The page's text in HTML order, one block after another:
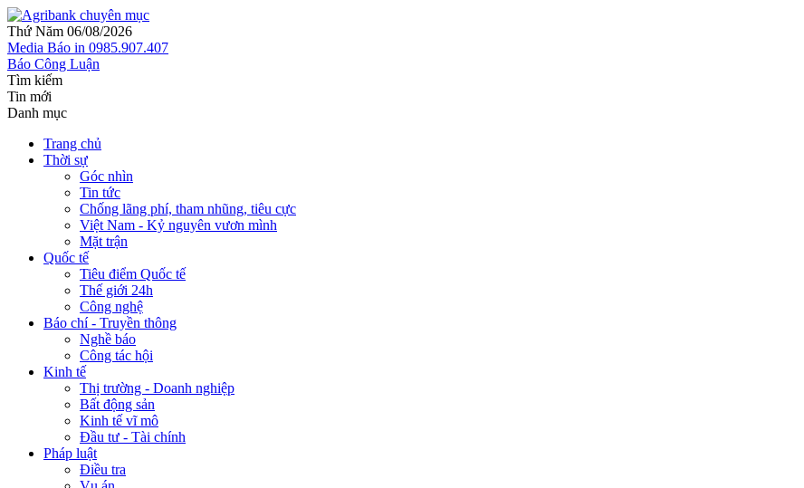
Thứ Năm 06/08/2026
Media Báo in 0985.907.407
Báo Công Luận
Tìm kiếm
Tin mới
Danh mục
Trang chủ
Thời sự
Góc nhìn
Tin tức
Chống lãng phí, tham nhũng, tiêu cực
Việt Nam - Kỷ nguyên vươn mình
Mặt trận
Quốc tế
Tiêu điểm Quốc tế
Thế giới 24h
Công nghệ
Báo chí - Truyền thông
Nghề báo
Công tác hội
Kinh tế
Thị trường - Doanh nghiệp
Bất động sản
Kinh tế vĩ mô
Đầu tư - Tài chính
Pháp luật
Điều tra